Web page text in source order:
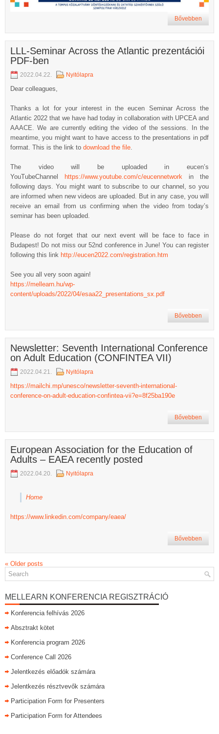
Bővebben
LLL-Seminar Across the Atlantic prezentációi
PDF-ben
2022.04.22. Nyitólapra
Dear colleagues,
Thanks a lot for your interest in the eucen Seminar Across the
Atlantic 2022 that we have had today in collaboration with UPCEA and
AAACE. We are currently editing the video of the sessions. In the
meantime, you might want to have access to the presentations in pdf
format. This is the link to download the file
The video will be uploaded in eucen’s
YouTubeChannel
https://www.youtube.com/c/eucennetwork in the
following days. You might want to subscribe to our channel, so you
are informed when new videos are uploaded. But in any case, you will
receive an email from us confirming when the video from today’s
seminar has been uploaded.
Please do not forget that our next event will be face to face in
Budapest! Do not miss our 52nd conference in June! You can register
following this link http://eucen2022.com/registration.htm
See you all very soon again!
https://mellearn.hu/wp-
content/uploads/2022/04/esaa22_presentations_sx.pdf
Bővebben
Newsletter: Seventh International Conference
on Adult Education (CONFINTEA VII)
2022.04.21. Nyitólapra
https://mailchi.mp/unesco/newsletter-seventh-international-
conference-on-adult-education-confintea-vii?e=8f25ba190e
Bővebben
European Association for the Education of
Adults – EAEA recently posted
2022.04.20. Nyitólapra
Home
https://www.linkedin.com/company/eaea/
Bővebben
« Older posts
MELLEARN KONFERENCIA REGISZTRÁCIÓ
Konferencia felhívás 2026
Absztrakt kötet
Konferencia program 2026
Conference Call 2026
Jelentkezés előadók számára
Jelentkezés résztvevők számára
Participation Form for Presenters
Participation Form for Attendees